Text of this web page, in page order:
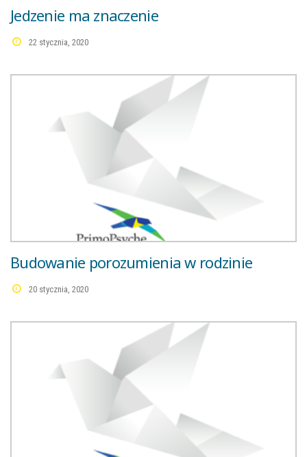
Jedzenie ma znaczenie
22 stycznia, 2020
Budowanie porozumienia w rodzinie
20 stycznia, 2020